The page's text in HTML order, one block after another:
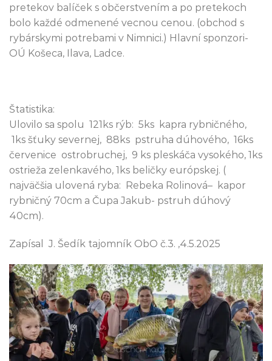
pretekov balíček s občerstvením a po pretekoch
bolo každé odmenené vecnou cenou. (obchod s
rybárskymi potrebami v Nimnici.) Hlavní sponzori-
OÚ Košeca, Ilava, Ladce.
Štatistika:
Ulovilo sa spolu 121ks rýb: 5ks kapra rybničného,
1ks šťuky severnej, 88ks pstruha dúhového, 16ks
červenice ostrobruchej, 9 ks pleskáča vysokého, 1ks
ostrieža zelenkavého, 1ks beličky európskej. (
najväčšia ulovená ryba: Rebeka Rolinová– kapor
rybničný 70cm a Čupa Jakub- pstruh dúhový
40cm).
Zapísal J. Šedík tajomník ObO č.3. ,4.5.2025